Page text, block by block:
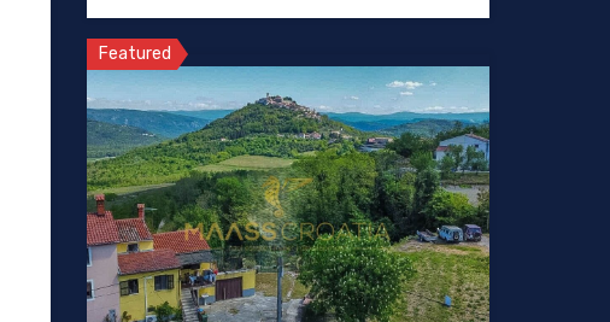
Featured